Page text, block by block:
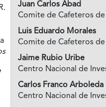
Juan Carlos Abad
Comite de Cafeteros de
Luis Eduardo Morales
Comite de Cafeteros de
Jaime Rubio Uribe
Centro Nacional de
Carlos Franco Arboleda
Centro Nacional de